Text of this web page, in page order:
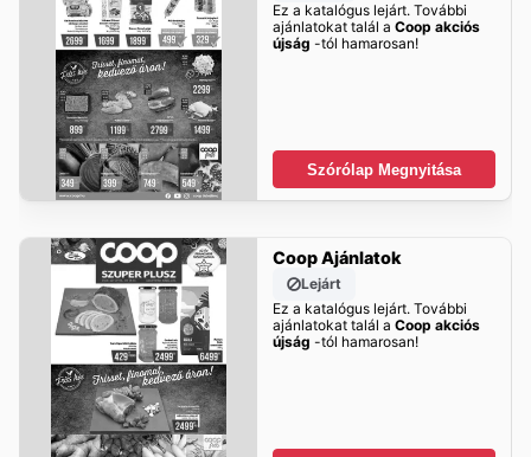
Ez a katalógus lejárt. További
ajánlatokat talál a Coop akciós
újság -tól hamarosan!
Szórólap Megnyitása
Coop Ajánlatok
Lejárt
Ez a katalógus lejárt. További
ajánlatokat talál a Coop akciós
újság -tól hamarosan!